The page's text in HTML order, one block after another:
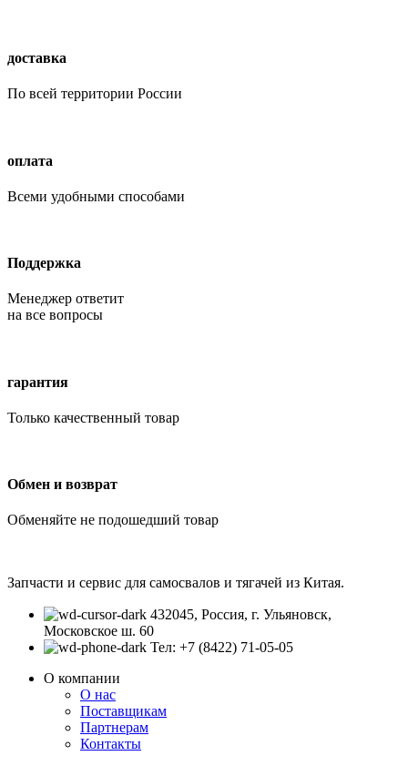
доставка
По всей территории России
оплата
Всеми удобными способами
Поддержка
Менеджер ответит
на все вопросы
гарантия
Только качественный товар
Обмен и возврат
Обменяйте не подошедший товар
Запчасти и сервис для самосвалов и тягачей из Китая.
432045, Россия, г. Ульяновск,
Московское ш. 60
Тел: +7 (8422) 71-05-05
О компании
О нас
Поставщикам
Партнерам
Контакты